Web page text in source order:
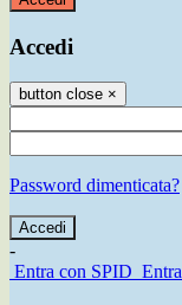
Accedi
button close ×
Password dimenticata?
-
Entra con SPID